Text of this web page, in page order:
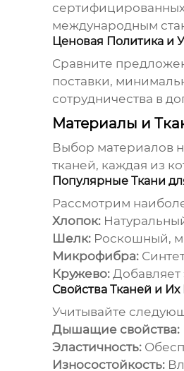
международным
Ценовая Политика и
Сравните
поставки,
сотрудничества в
Материалы и
Выбор материалов
тканей, каждая из
Популярные Ткани
Рассмотрим
Хлопок:
Шелк:Роскошный,
Микрофибра:
Кружево:Добавляет
Свойства Тканей и
Учитывайте
Дышащие свойства:
Эластичность:
Износостойкость: